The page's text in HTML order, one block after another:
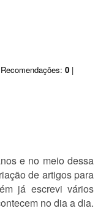
0 |
e no meio dessa
de artigos para
já escrevi vários
no dia a dia.